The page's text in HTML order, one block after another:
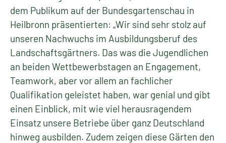
dem Publikum auf der Bundesgartenschau in
Heilbronn präsentierten: „Wir sind sehr stolz auf
unseren Nachwuchs im Ausbildungsberuf des
Landschaftsgärtners. Das was die Jugendlichen
an beiden Wettbewerbstagen an Engagement,
Teamwork, aber vor allem an fachlicher
Qualifikation geleistet haben, war genial und gibt
einen Einblick, mit wie viel herausragendem
Einsatz unsere Betriebe über ganz Deutschland
hinweg ausbilden. Zudem zeigen diese Gärten den